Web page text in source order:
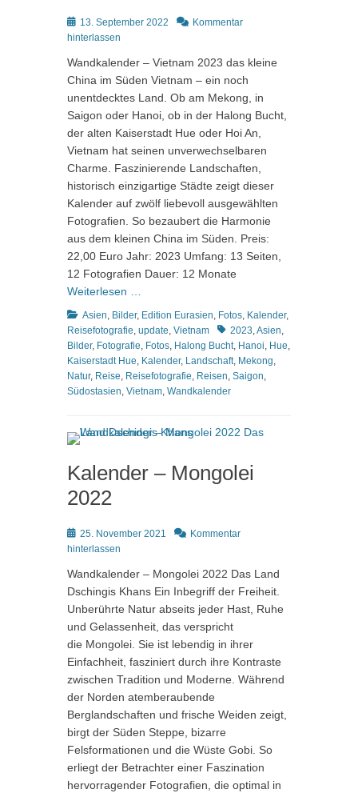
Posted
on
13. September 2022
Kommentar
hinterlassen
Wandkalender – Vietnam 2023 das kleine
China im Süden Vietnam – ein noch
unentdecktes Land. Ob am Mekong, in
Saigon oder Hanoi, ob in der Halong Bucht,
der alten Kaiserstadt Hue oder Hoi An,
Vietnam hat seinen unverwechselbaren
Charme. Faszinierende Landschaften,
historisch einzigartige Städte zeigt dieser
Kalender auf zwölf liebevoll ausgewählten
Fotografien. So bezaubert die Harmonie
aus dem kleinen China im Süden. Preis:
22,00 Euro Jahr: 2023 Umfang: 13 Seiten,
12 Fotografien Dauer: 12 Monate
Weiterlesen …
Kategorien
Asien, Bilder, Edition Eurasien, Fotos, Kalender,
Reisefotografie, update, Vietnam Schlagworte
2023,Asien,
Bilder, Fotografie, Fotos, Halong Bucht, Hanoi, Hue,
Kaiserstadt Hue, Kalender, Landschaft, Mekong,
Natur, Reise, Reisefotografie, Reisen, Saigon,
Südostasien, Vietnam, Wandkalender
Kalender – Mongolei
2022
Posted
on
25. November 2021
Kommentar
hinterlassen
Wandkalender – Mongolei 2022 Das Land
Dschingis Khans Ein Inbegriff der Freiheit.
Unberührte Natur abseits jeder Hast, Ruhe
und Gelassenheit, das verspricht
die Mongolei. Sie ist lebendig in ihrer
Einfachheit, fasziniert durch ihre Kontraste
zwischen Tradition und Moderne. Während
der Norden atemberaubende
Berglandschaften und frische Weiden zeigt,
birgt der Süden Steppe, bizarre
Felsformationen und die Wüste Gobi. So
erliegt der Betrachter einer Faszination
hervorragender Fotografien, die optimal in